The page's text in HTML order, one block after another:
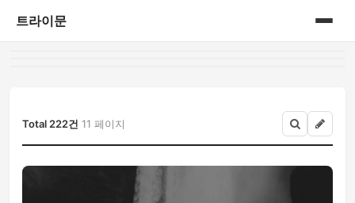
트라이문
Total 222건 11 페이지